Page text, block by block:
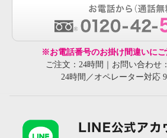
※お電話番号のお掛け間違いにご
ご注文：24時間｜お問い合わせ
24時間／オペレーター対応